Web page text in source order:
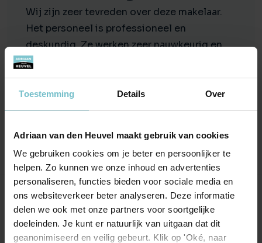
Toestemming Details Over
Adriaan van den Heuvel maakt gebruik van cookies
We gebruiken cookies om je beter en persoonlijker te
helpen. Zo kunnen we onze inhoud en advertenties
personaliseren, functies bieden voor sociale media en
ons websiteverkeer beter analyseren. Deze informatie
delen we ook met onze partners voor soortgelijke
doeleinden. Je kunt er natuurlijk van uitgaan dat dit
geanonimiseerd en veilig gebeurt. Klik op 'Oké, naar
Wij zijn zeer tevreden over deze makelaar.
Het personeel is professioneel en
deskundig. Ze werken zeer nauwkeurig en
nemen elk bod van een koper serieus. Ze
hebben altijd hun best gedaan om de
woning op een kwalitatief goede manier te
presenteren.
Onze kantoren
Helmond Eindhoven